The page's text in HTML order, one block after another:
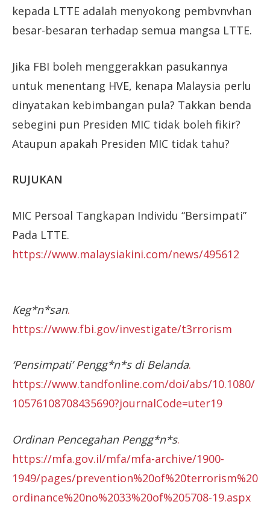
kepada LTTE adalah menyokong pembvnvhan
besar-besaran terhadap semua mangsa LTTE.
Jika FBI boleh menggerakkan pasukannya
untuk menentang HVE, kenapa Malaysia perlu
dinyatakan kebimbangan pula? Takkan benda
sebegini pun Presiden MIC tidak boleh fikir?
Ataupun apakah Presiden MIC tidak tahu?
RUJUKAN
MIC Persoal Tangkapan Individu “Bersimpati”
Pada LTTE.
https://www.malaysiakini.com/news/495612
Keg*n*san.
https://www.fbi.gov/investigate/t3rrorism
‘Pensimpati’ Pengg*n*s di Belanda.
https://www.tandfonline.com/doi/abs/10.1080/
10576108708435690?journalCode=uter19
Ordinan Pencegahan Pengg*n*s.
https://mfa.gov.il/mfa/mfa-archive/1900-
1949/pages/prevention%20of%20terrorism%20
ordinance%20no%2033%20of%205708-19.aspx